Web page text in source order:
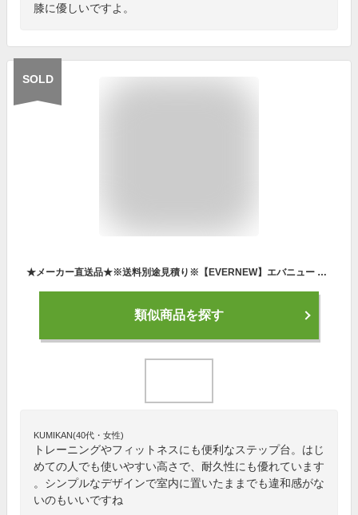
膝に優しいですよ。
SOLD
★メーカー直送品★※送料別途見積り※【EVERNEW】エバニュー ミニステップETB279 (※キャンセル不可/代金引換・後払い決済不可※事前銀行振込orカード決済のみ)[ステップ台/トレーニング/フィットネス/室内/屋内]【RCP】
類似商品を探す
KUMIKAN(40代・女性)
トレーニングやフィットネスにも便利なステップ台。はじ
めての人でも使いやすい高さで、耐久性にも優れています
。シンプルなデザインで室内に置いたままでも違和感がな
いのもいいですね